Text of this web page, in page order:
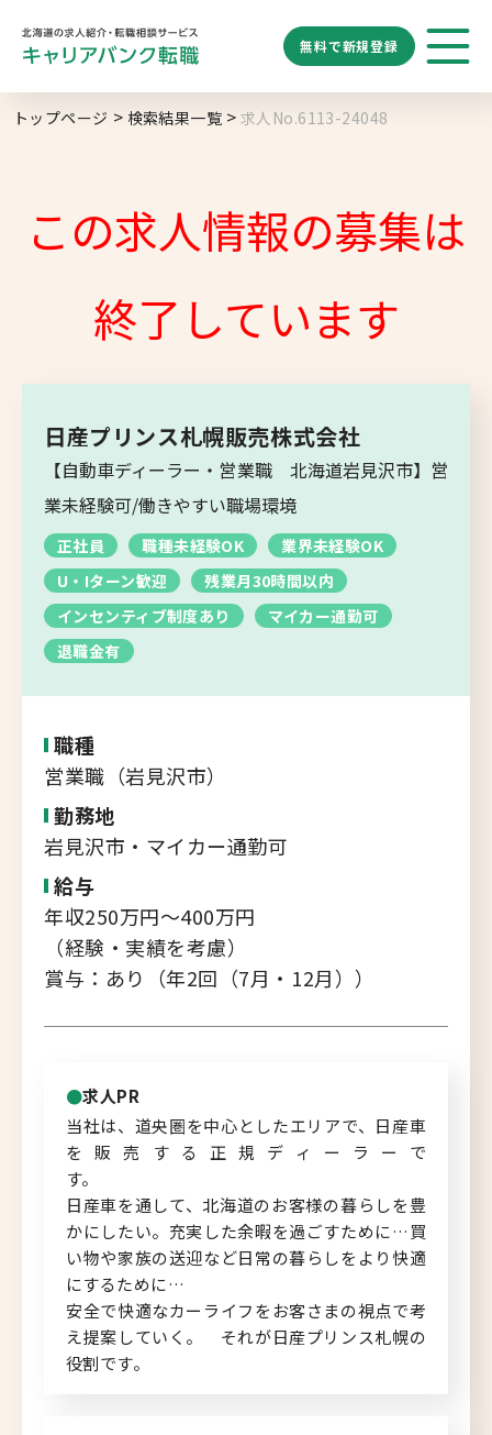
無料で新規登録
キャリアバンク
転職支援サービスのご案内
コンサルタント紹介
北海道へのU・Iターン向け
キャリアマップ
転職の体験談
転職と年収のハナシ
転職コラム
求人閲覧履歴 新着求人一覧
転職支援サービス
新規登録
勤務地 業種 職種
道央エリア
空知エリア
オホーツクエリア
胆振・日高エリア
道北・旭川エリア
稚内・留萌エリア
道南エリア
トップページ 検索結果一覧 求人No.6113-24048
この求人情報の募集は
終了しています
日産プリンス札幌販売株式会社
【自動車ディーラー・営業職 北海道岩見沢市】営
業未経験可/働きやすい職場環境
正社員 職種未経験OK
業界未経験OK
U・Iターン歓迎
残業月30時間以内
インセンティブ制度あり
マイカー通勤可
退職金有
職種
営業職（岩見沢市）
勤務地
岩見沢市・マイカー通勤可
給与
年収250万円～400万円
（経験・実績を考慮）
賞与：あり（年2回（7月・12月））
求人PR
当社は、道央圏を中心としたエリアで、日産車
を販売する正規ディーラーで
す。
日産車を通して、北海道のお客様の暮らしを豊
かにしたい。充実した余暇を過ごすために…買
い物や家族の送迎など日常の暮らしをより快適
にするために…
安全で快適なカーライフをお客さまの視点で考
え提案していく。 それが日産プリンス札幌の
役割です。